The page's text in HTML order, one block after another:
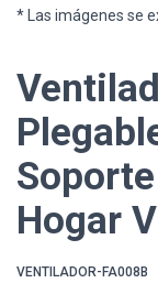
* Las imágenes se
Hogar
VENTILADOR-FA008B